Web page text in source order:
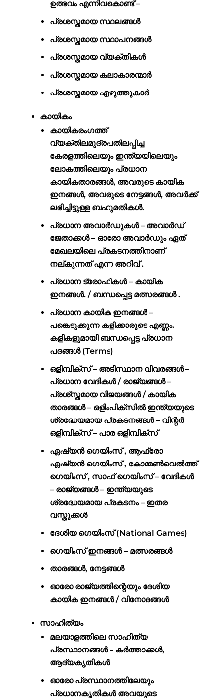
ഉത്ഭവം എന്നിവകൊണ്ട് –
പ്രശസ്തമായ സ്ഥലങ്ങൾ
പ്രശസ്തമായ സ്ഥാപനങ്ങൾ
പ്രശസ്തമായ വ്യക്തികൾ
പ്രശസ്തമായ കലാകാരന്മാർ
പ്രശസ്തമായ എഴുത്തുകാർ
കായികം
കായികരംഗത്ത്
വ്യക്തിലമുദ്രപതിലപ്പിച്ച
കേരളത്തിലെയും ഇന്ത്യയിലെയും
ലോകത്തിലെയും പ്രധാന
കായികതാരങ്ങള്‍, അവരുടെ കായിക
ഇനങ്ങള്‍, അവരുടെ നേട്ടങ്ങൾ, അവർക്ക്
ലഭിച്ചിട്ടുള്ള ബഹുമതികള്‍.
പ്രധാന അവാർഡുകൾ – അവാർഡ്
ജേതാക്കൾ – ഓരോ അവാർഡും ഏത്
മേഖലയിലെ പ്രകടനത്തിനാണ്
നല്കുന്നത് എന്ന അറിവ് .
പ്രധാന ട്രോഫികൾ – കായിക
ഇനങ്ങള്‍. / ബന്ധപ്പെട്ട മത്സരങ്ങൾ .
പ്രധാന കായിക ഇനങ്ങള്‍ –
പങ്കെടുക്കുന്ന കളിക്കാരുടെ എണ്ണം.
കളികളുമായി ബന്ധപ്പെട്ട പ്രധാന
പദങ്ങള്‍ (Terms)
ഒളിമ്പിക്സ് – അടിസ്ഥാന വിവരങ്ങൾ –
പ്രധാന വേദികൾ / രാജ്യങ്ങൾ –
പ്രശ്സ്തമായ വിജയങ്ങൾ / കായിക
താരങ്ങള്‍ – ഒളിംപിക്സിൽ ഇന്ത്യയുടെ
ശ്രദ്ധേയമായ പ്രകടനങ്ങൾ – വിന്റർ
ഒളിമ്പിക്സ് – പാര ഒളിമ്പിക്സ്
ഏഷ്യൻ ഗെയിംസ് , ആഫ്രോ
ഏഷ്യൻ ഗെയിംസ് , കോമ്മൺവെൽത്ത്
ഗെയിംസ് , സാഫ് ഗെയിംസ് – വേദികൾ
– രാജ്യങ്ങൾ – ഇന്ത്യയുടെ
ശ്രദ്ധേയമായ പ്രകടനം – ഇതര
വസ്തുക്കൾ
ദേശിയ ഗെയിംസ് (National Games)
ഗെയിംസ് ഇനങ്ങൾ – മത്സരങ്ങൾ
താരങ്ങള്‍, നേട്ടങ്ങൾ
ഓരോ രാജ്യത്തിന്റെയും ദേശിയ
കായിക ഇനങ്ങള്‍ / വിനോദങ്ങൾ
സാഹിത്യം
മലയാളത്തിലെ സാഹിത്യ
പ്രസ്ഥാനങ്ങള്‍ – കര്‍ത്താക്കള്‍,
ആദ്യകൃതികൾ
ഓരോ പ്രസ്ഥാനത്തിലേയും
പ്രധാനകൃതികള്‍ അവയുടെ